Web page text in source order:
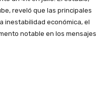
reveló que las principales
inestabilidad económica, el
notable en los mensajes